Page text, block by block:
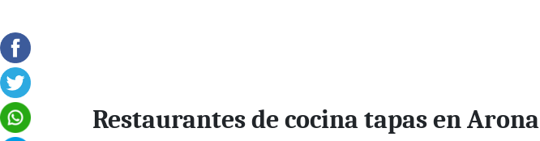
Restaurantes de cocina tapas en Arona